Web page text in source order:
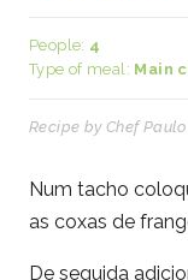
People: 4
Type of meal: Main
Recipe by Chef
Num tacho
as coxas de
De seguida